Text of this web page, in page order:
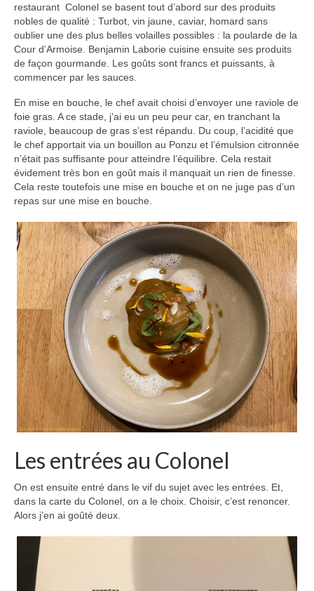
restaurant Colonel se basent tout d’abord sur des produits
nobles de qualité : Turbot, vin jaune, caviar, homard sans
oublier une des plus belles volailles possibles : la poularde de la
Cour d’Armoise. Benjamin Laborie cuisine ensuite ses produits
de façon gourmande. Les goûts sont francs et puissants, à
commencer par les sauces.
En mise en bouche, le chef avait choisi d’envoyer une raviole de
foie gras. A ce stade, j’ai eu un peu peur car, en tranchant la
raviole, beaucoup de gras s’est répandu. Du coup, l’acidité que
le chef apportait via un bouillon au Ponzu et l’émulsion citronnée
n’était pas suffisante pour atteindre l’équilibre. Cela restait
évidement très bon en goût mais il manquait un rien de finesse.
Cela reste toutefois une mise en bouche et on ne juge pas d’un
repas sur une mise en bouche.
Les entrées au Colonel
On est ensuite entré dans le vif du sujet avec les entrées. Et,
dans la carte du Colonel, on a le choix. Choisir, c’est renoncer.
Alors j’en ai goûté deux.